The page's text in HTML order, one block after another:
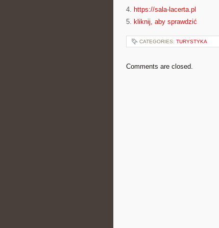
4. https://sala-lacerta.pl
5. kliknij, aby sprawdzić
CATEGORIES: TURYSTYKA
Comments are closed.